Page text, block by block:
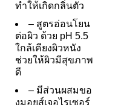
ทำให้เกิดกลิ่นตัว
– สูตรอ่อนโยน
ต่อผิว ด้วย pH 5.5
ใกล้เคียงผิวหนัง
ช่วยให้ผิวมีสุขภาพ
ดี
– มีส่วนผสมขอ
งมอยส์เจอไรเซอร์